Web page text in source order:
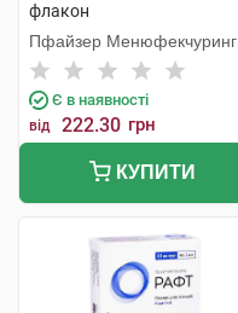
флакон
Пфайзер Менюфекчуринг
Бельгія
Є в наявності
від 222.30 грн
КУПИТИ